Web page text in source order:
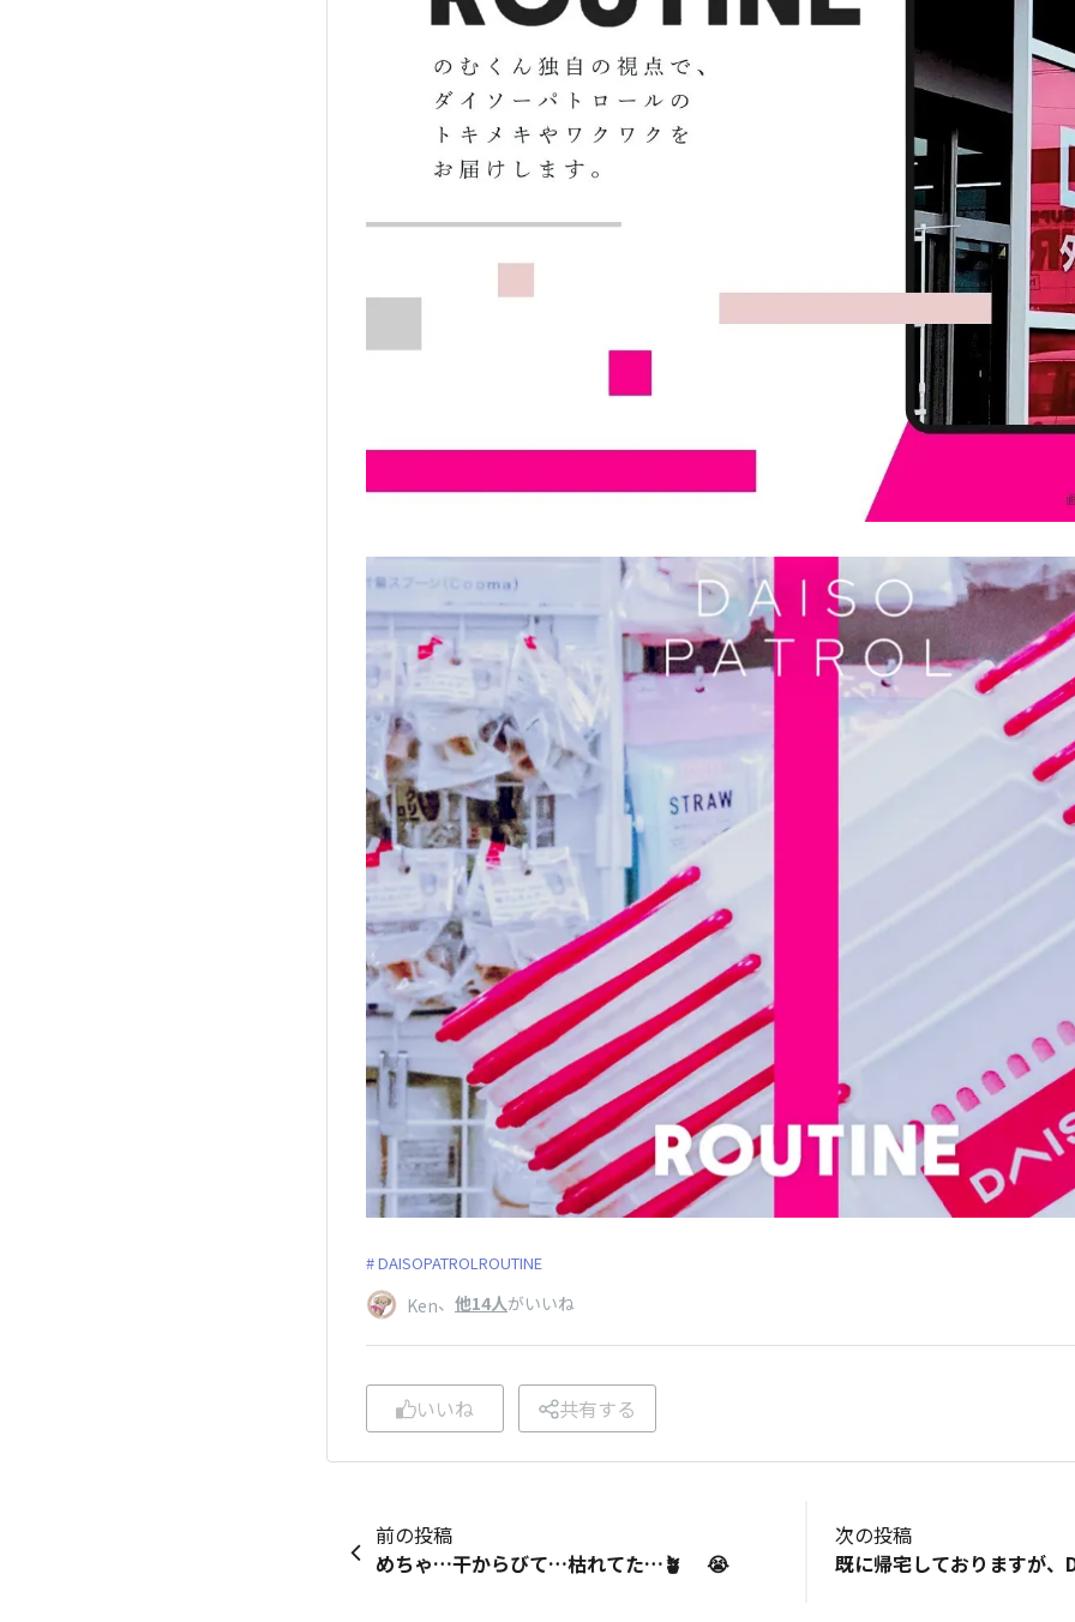
DAISOPATROLROUTINE
Ken、 他14人がいいね
いいね 共有する
前の投稿
めちゃ…干からびて…枯れてた…🪴 😭
次の投稿